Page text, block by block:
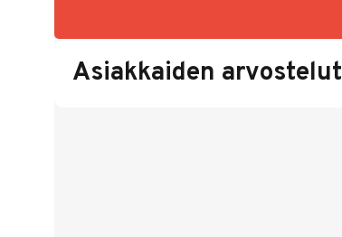
Asiakkaiden arvostelut